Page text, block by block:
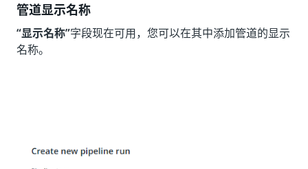
管道显示名称
“显示名称”字段现在可用，您可以在其中添加管道的显示
名称。